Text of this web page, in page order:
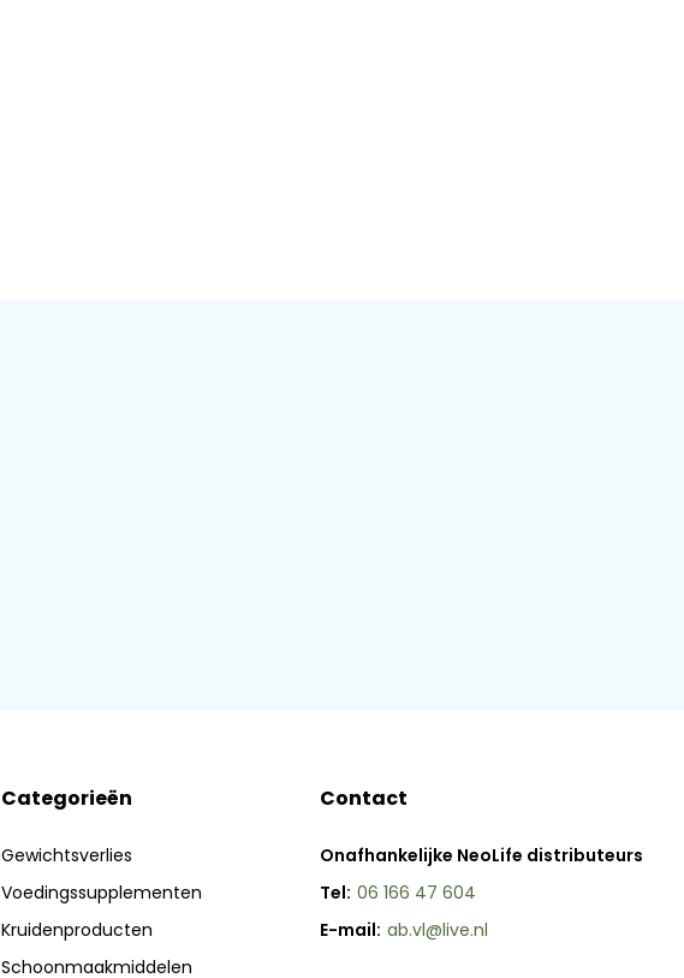
Categorieën
Gewichtsverlies
Voedingssupplementen
Kruidenproducten
Schoonmaakmiddelen
Contact
Onafhankelijke NeoLife distributeurs
Tel: 06 166 47 604
E-mail: ab.vl@live.nl